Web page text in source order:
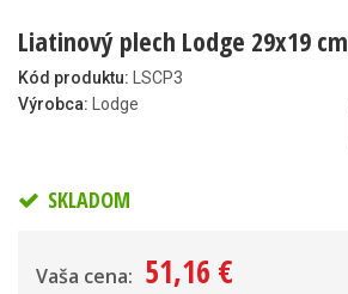
Liatinový plech Lodge 29x19 cm
Kód produktu:
LSCP3
Výrobca:
Lodge
SKLADOM
Vaša cena: 51,16 €